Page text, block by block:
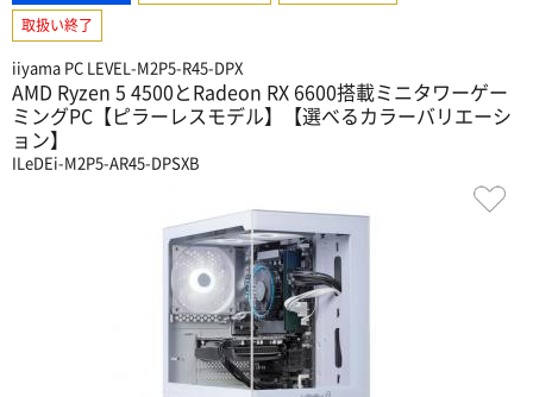
取扱い終了
iiyama PC LEVEL-M2P5-R45-DPX
AMD Ryzen 5 4500とRadeon RX 6600搭載ミニタワーゲー
ミングPC【ピラーレスモデル】【選べるカラーバリエーシ
ョン】
ILeDEi-M2P5-AR45-DPSXB